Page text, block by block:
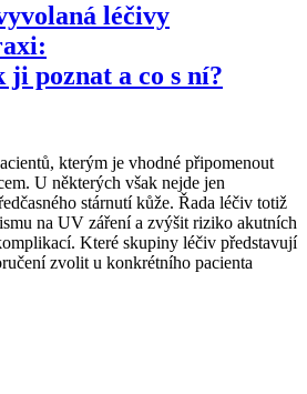
léčivy
poznat a co s ní?
kterým je vhodné připomenout
U některých však nejde jen
stárnutí kůže. Řada léčiv totiž
na UV záření a zvýšit riziko akutních
Které skupiny léčiv představují
zvolit u konkrétního pacienta